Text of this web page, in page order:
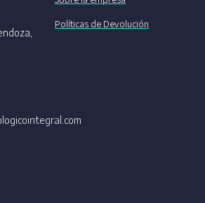
Políticas de Devolución